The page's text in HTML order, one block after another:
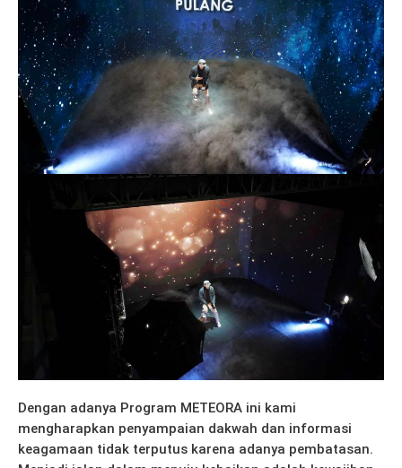
Dengan adanya Program METEORA ini kami
mengharapkan penyampaian dakwah dan informasi
keagamaan tidak terputus karena adanya pembatasan.